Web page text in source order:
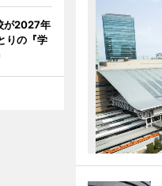
が2027年
りの『学